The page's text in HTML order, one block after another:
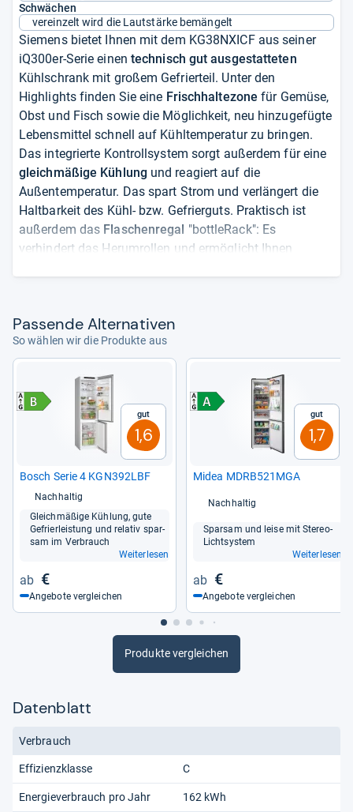
Schwächen
vereinzelt wird die Lautstärke bemängelt
Siemens bietet Ihnen mit dem KG38NXICF aus seiner
iQ300er-Serie einen technisch gut ausgestatteten
Kühlschrank mit großem Gefrierteil. Unter den
Highlights finden Sie eine Frischhaltezone für Gemüse,
Obst und Fisch sowie die Möglichkeit, neu hinzugefügte
Lebensmittel schnell auf Kühltemperatur zu bringen.
Das integrierte Kontrollsystem sorgt außerdem für eine
gleichmäßige Kühlung und reagiert auf die
Außentemperatur. Das spart Strom und verlängert die
Haltbarkeit des Kühl- bzw. Gefrierguts. Praktisch ist
außerdem das Flaschenregal "bottleRack": Es
verhindert das Herumrollen und ermöglicht Ihnen
Energieverbrauch liegt mitKlasse C
G im guten Bereich, auch der Preis ist mit derzeit rund
800 Euro nicht überzogen.
von Marguerita Fuller
Pas­sende Alter­na­ti­ven
So wählen wir die Produkte aus
Gut
1,6
Bosch Serie 4 KGN392LBF
Nachhaltig
Gleich­mä­ßige Küh­lung, gute
Gefrier­leis­tung und rela­tiv spar­
sam im Ver­brauch
Weiterlesen
€
Angebote vergleichen
Gut
1,7
Midea MDRB521MGA
Nachhaltig
Spar­sam und leise mit Ste­reo-​
Licht­sys­tem
Weiterlesen
€
Angebote vergleichen
Produkte vergleichen
Datenblatt
Verbrauch
Effizienzklasse C
Energieverbrauch pro Jahr 162 kWh